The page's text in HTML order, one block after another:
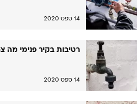
14 ספט 2020
רטיבות בקיר פנימי מה
14 ספט 2020